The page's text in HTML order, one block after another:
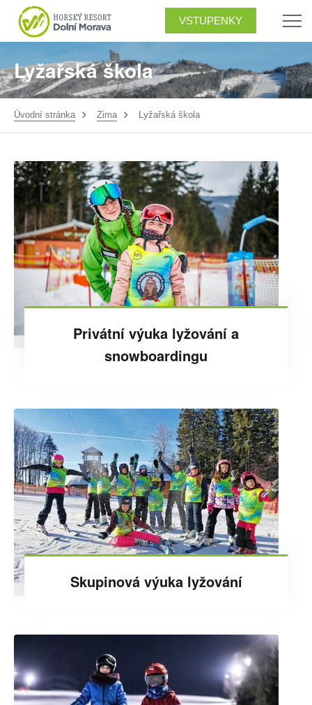
VSTUPENKY
Lyžařská škola
Úvodní stránka Zima Lyžařská škola
Privátní výuka lyžování a
snowboardingu
Skupinová výuka lyžování